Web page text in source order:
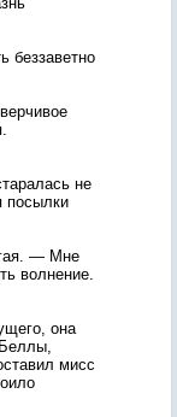
беззаветно
не
посылки
— Мне
волнение.
она
мисс